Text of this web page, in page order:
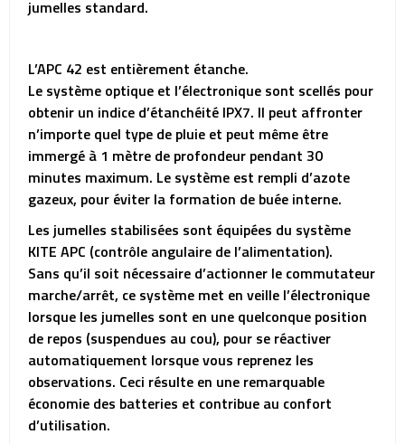
jumelles standard.
L’APC 42 est entièrement étanche.
Le système optique et l’électronique sont scellés pour
obtenir un indice d’étanchéité IPX7. Il peut affronter
n’importe quel type de pluie et peut même être
immergé à 1 mètre de profondeur pendant 30
minutes maximum. Le système est rempli d’azote
gazeux, pour éviter la formation de buée interne.
Les jumelles stabilisées sont équipées du système
KITE APC (contrôle angulaire de l’alimentation).
Sans qu’il soit nécessaire d’actionner le commutateur
marche/arrêt, ce système met en veille l’électronique
lorsque les jumelles sont en une quelconque position
de repos (suspendues au cou), pour se réactiver
automatiquement lorsque vous reprenez les
observations. Ceci résulte en une remarquable
économie des batteries et contribue au confort
d’utilisation.